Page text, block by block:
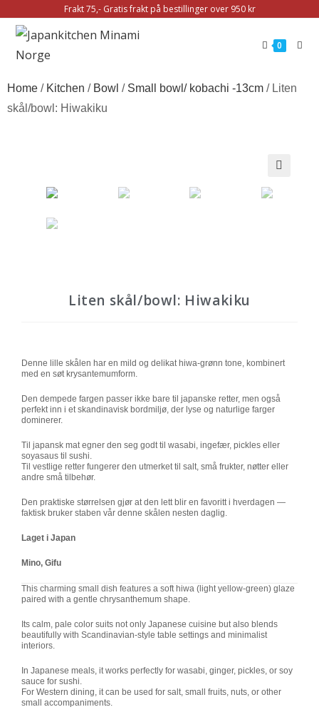
Frakt 75,- Gratis frakt på bestillinger over 950 kr
0
Home / Kitchen / Bowl / Small bowl/ kobachi -13cm / Liten
skål/bowl: Hiwakiku
Liten skål/bowl: Hiwakiku
Denne lille skålen har en mild og delikat hiwa-grønn tone, kombinert
med en søt krysantemumform.
Den dempede fargen passer ikke bare til japanske retter, men også
perfekt inn i et skandinavisk bordmiljø, der lyse og naturlige farger
dominerer.
Til japansk mat egner den seg godt til wasabi, ingefær, pickles eller
soyasaus til sushi.
Til vestlige retter fungerer den utmerket til salt, små frukter, nøtter eller
andre små tilbehør.
Den praktiske størrelsen gjør at den lett blir en favoritt i hverdagen —
faktisk bruker staben vår denne skålen nesten daglig.
Laget i Japan
Mino, Gifu
This charming small dish features a soft hiwa (light yellow-green) glaze
paired with a gentle chrysanthemum shape.
Its calm, pale color suits not only Japanese cuisine but also blends
beautifully with Scandinavian-style table settings and minimalist
interiors.
In Japanese meals, it works perfectly for wasabi, ginger, pickles, or soy
sauce for sushi.
For Western dining, it can be used for salt, small fruits, nuts, or other
small accompaniments.